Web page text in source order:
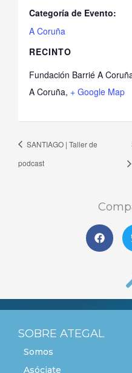
Categoría de Evento:
A Coruña
RECINTO
Fundación Barrié A
A Coruña, + Google Map
SANTIAGO | Taller de
podcast
SOBRE ATEGAL
Somos
Asóciate